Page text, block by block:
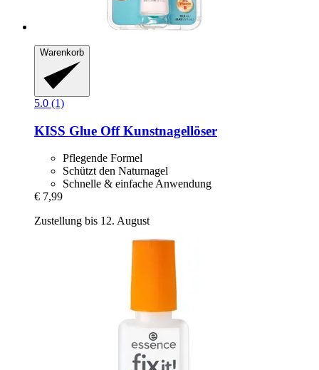
Warenkorb
5.0 (1)
KISS Glue Off Kunstnagellöser
Pflegende Formel
Schützt den Naturnagel
Schnelle & einfache Anwendung
€ 7,99
Zustellung bis 12. August